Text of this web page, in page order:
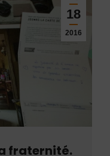
18
2016
fraternité.